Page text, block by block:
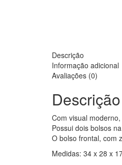
Descrição
Informação adicional
Avaliações (0)
Descrição
Com visual
Possui dois bolsos
O bolso frontal, com
Medidas: 34 x 28 x